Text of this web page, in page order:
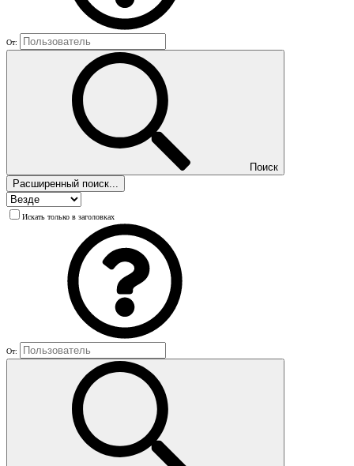
От:
Поиск
Расширенный поиск...
Искать только в заголовках
От: